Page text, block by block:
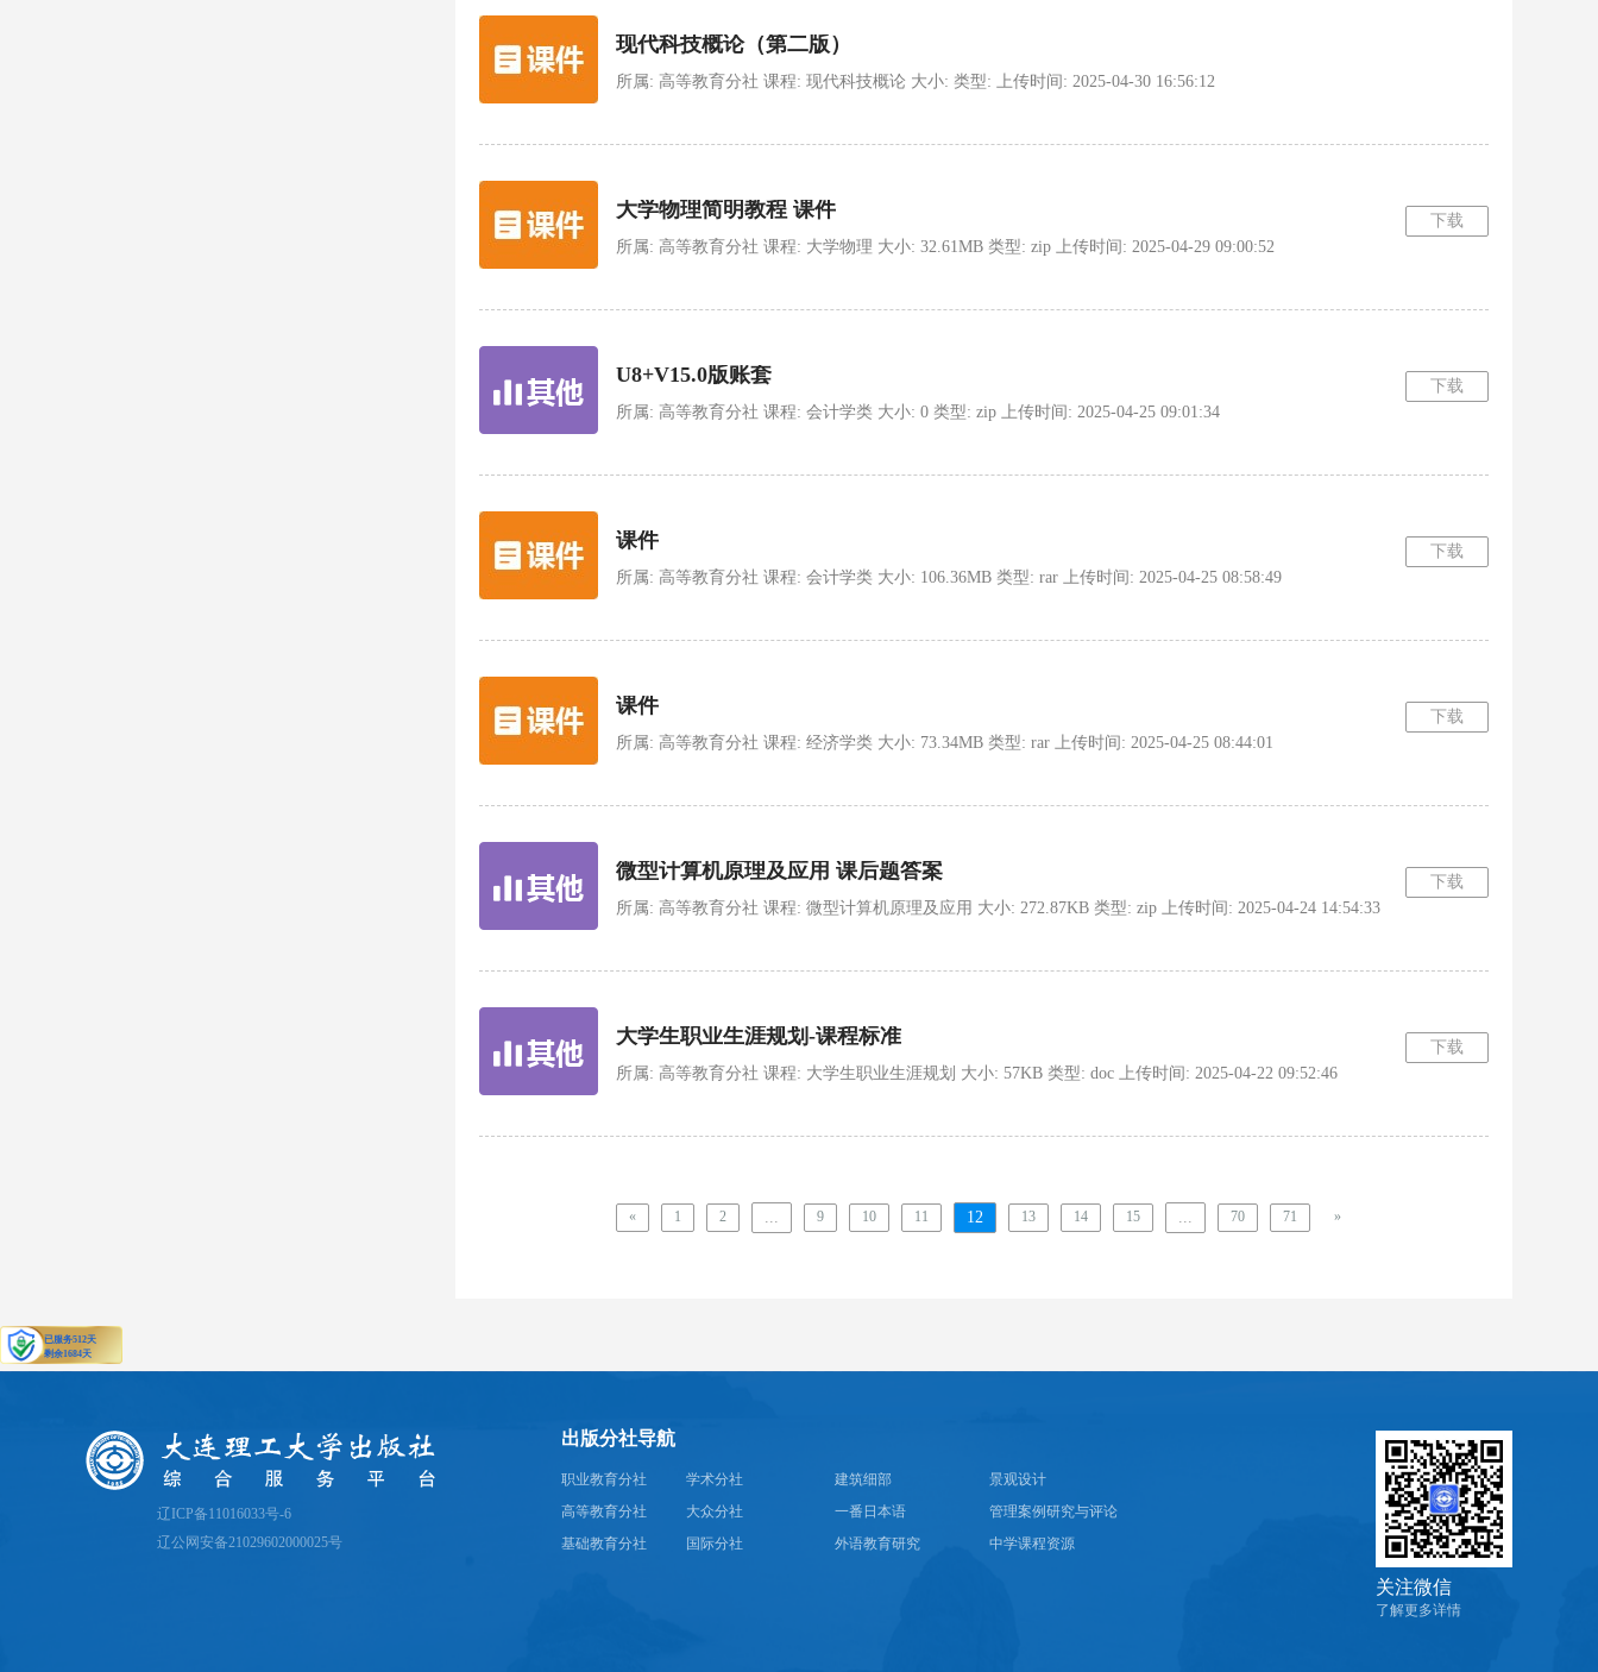
现代科技概论（第二版）
所属: 高等教育分社 课程: 现代科技概论 大小: 类型: 上传时间: 2025-04-30 16:56:12
大学物理简明教程 课件
所属: 高等教育分社 课程: 大学物理 大小: 32.61MB 类型: zip 上传时间: 2025-04-29 09:00:52
下载
U8+V15.0版账套
所属: 高等教育分社 课程: 会计学类 大小: 0 类型: zip 上传时间: 2025-04-25 09:01:34
下载
课件
所属: 高等教育分社 课程: 会计学类 大小: 106.36MB 类型: rar 上传时间: 2025-04-25 08:58:49
下载
课件
所属: 高等教育分社 课程: 经济学类 大小: 73.34MB 类型: rar 上传时间: 2025-04-25 08:44:01
下载
微型计算机原理及应用 课后题答案
所属: 高等教育分社 课程: 微型计算机原理及应用 大小: 272.87KB 类型: zip 上传时间: 2025-04-24 14:54:33
下载
大学生职业生涯规划-课程标准
所属: 高等教育分社 课程: 大学生职业生涯规划 大小: 57KB 类型: doc 上传时间: 2025-04-22 09:52:46
下载
« 1 2 ... 9 10 11 12 13 14 15 ... 70 71 »
辽ICP备11016033号-6
辽公网安备21029602000025号
出版分社导航
职业教育分社 学术分社
高等教育分社 大众分社
基础教育分社 国际分社
建筑细部 景观设计
一番日本语 管理案例研究与评论
外语教育研究 中学课程资源
关注微信
了解更多详情